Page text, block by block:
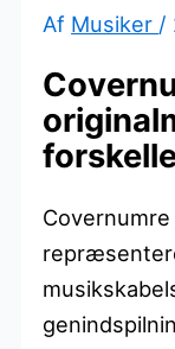
Af Musiker /